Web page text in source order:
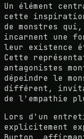
Un élément
cette
de monstres qui,
incarnent une
leur existence
Cette
antagonistes
dépeindre le
différent,
de l'empathie
Lors d'un
explicitement